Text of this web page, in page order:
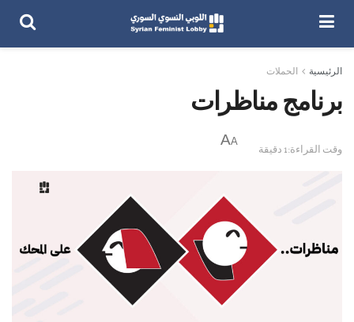
الرئيسية الحملات
برنامج مناظرات
وقت القراءة:1 دقيقة
A
A